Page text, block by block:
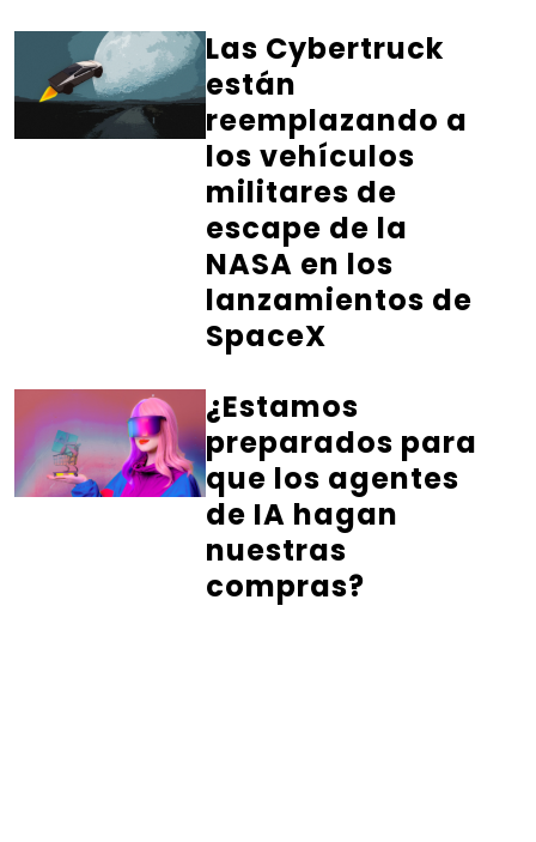
Las Cybertruck
están
reemplazando a
los vehículos
militares de
escape de la
NASA en los
lanzamientos de
SpaceX
¿Estamos
preparados para
que los agentes
de IA hagan
nuestras
compras?